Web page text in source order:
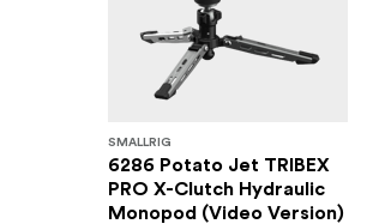
SMALLRIG
6286 Potato Jet TRIBEX
PRO X-Clutch Hydraulic
Monopod (Video Version)